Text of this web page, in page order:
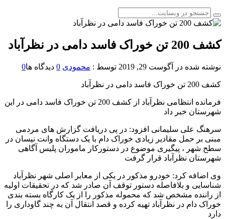
کشف 200 تن خوراک فاسد دامی در نظرآباد
نوشته شده در آگوست 29, 2019 توسط : محمودی 0 دیدگاه ها0
کشف 200 تن خوراک فاسد دامی در نظرآباد
فرمانده انتظامی نظرآباد از کشف 200 تن خوراک فاسد دامی در این
شهرستان خبر داد
سرهنگ علی سلیمانی افزود: در پی دریافت گزارش های مردمی
مبنی بر حمل مقادیر زیادی خوراک دام با یک دستگاه وانت نیسان در
سطح شهر ، پیگیری موضوع در دستورکار ماموران پلیس آگاهی
شهرستان نظرآباد قرار گرفت
وی اضافه کرد: خودرو مذکور در یکی از معابر اصلی شهر نظرآباد
شناسایی و بلافاصله دستور توقف آن صادر شد که در تحقیقات اولیه
از راننده مشخص شد که محموله مذکور را از یک کارگاه بسته بندی
خوراک دام در نظرآباد تهیه کرده و قصد انتقال آن به چند گاوداری را
دارد